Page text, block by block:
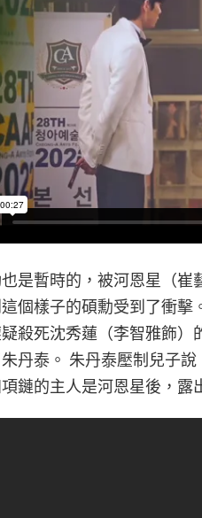
是暫時的，被河恩星（崔
個樣子的碩勳受到了衝擊
殺死沈秀蓮（李智雅飾）
丹泰。 朱丹泰壓制兒子
鏈的主人是河恩星後，露